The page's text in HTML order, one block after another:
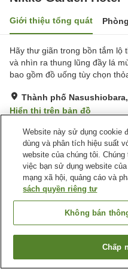
Giới thiệu tổng quát
Hãy thư giãn trong bồn tắm lộ
và nhìn ra thung lũng đầy lá
bao gồm đồ uống tùy chọn
Thành phố
Hiển thị trên bản đồ
Rất tốt Đánh giá:160
Tiện nghi chỗ nghỉ
Wi-Fi
Phòng tập gym
Trang chủ Nhật Bản Tỉnh
Nikko Garden Hotel
Tìm
Website này sử dụng cookie
dùng và phân tích hiệu suất
website của chúng tôi.
việc bạn sử dụng website
mạng xã hội, quảng cáo và
sách quyền riêng tư
Không bán
Chấp